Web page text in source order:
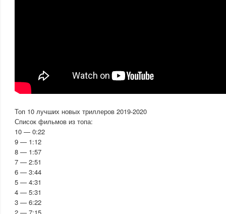
Топ 10 лучших новых триллеров 2019-2020
Список фильмов из топа:
10 — 0:22
9 — 1:12
8 — 1:57
7 — 2:51
6 — 3:44
5 — 4:31
4 — 5:31
3 — 6:22